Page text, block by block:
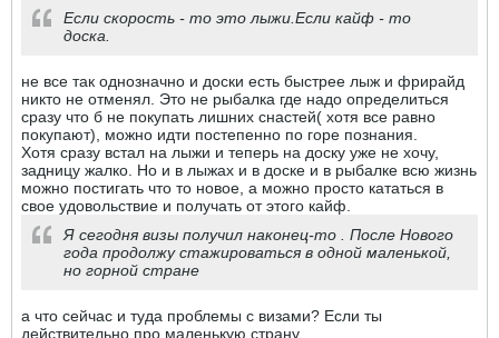
Если скорость - то это лыжи.Если кайф - то
доска.
не все так однозначно и доски есть быстрее лыж и фрирайд
никто не отменял. Это не рыбалка где надо определиться
сразу что б не покупать лишних снастей( хотя все равно
покупают), можно идти постепенно по горе познания.
Хотя сразу встал на лыжи и теперь на доску уже не хочу,
задницу жалко. Но и в лыжах и в доске и в рыбалке всю жизнь
можно постигать что то новое, а можно просто кататься в
свое удовольствие и получать от этого кайф.
Я сегодня визы получил наконец-то . После Нового
года продолжу стажироваться в одной маленькой,
но горной стране
а что сейчас и туда проблемы с визами? Если ты
действительно про маленькую страну.